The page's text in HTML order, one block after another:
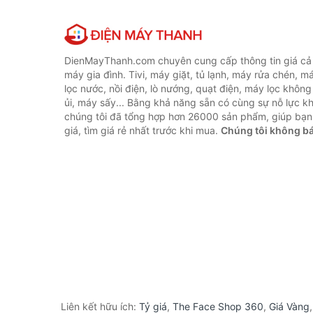
DienMayThanh.com chuyên cung cấp thông tin giá
máy gia đình. Tivi, máy giặt, tủ lạnh, máy rửa chén,
lọc nước, nồi điện, lò nướng, quạt điện, máy lọc
ủi, máy sấy... Bằng khả năng sẵn có cùng sự nỗ lực
chúng tôi đã tổng hợp hơn 26000 sản phẩm, giúp
giá, tìm giá rẻ nhất trước khi mua. Chúng tôi không
Liên kết hữu ích: Tỷ giá, The Face Shop 360, Giá Vàng